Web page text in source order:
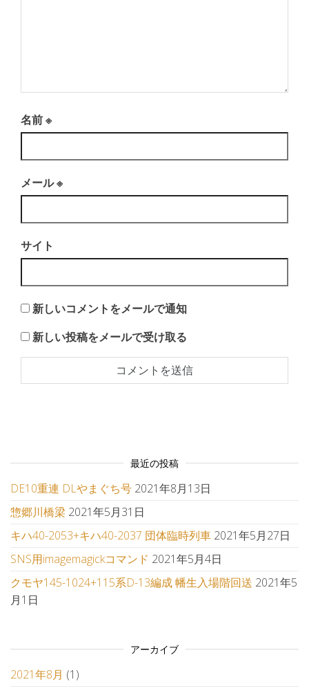
名前※
メール※
サイト
新しいコメントをメールで通知
新しい投稿をメールで受け取る
最近の投稿
DE10重連 DLやまぐち号 2021年8月13日
惣郷川橋梁 2021年5月31日
キハ40-2053+キハ40-2037 団体臨時列車 2021年5月27日
SNS用imagemagickコマンド 2021年5月4日
クモヤ145-1024+115系D-13編成 幡生入場階回送 2021年5
月1日
アーカイブ
2021年8月 (1)